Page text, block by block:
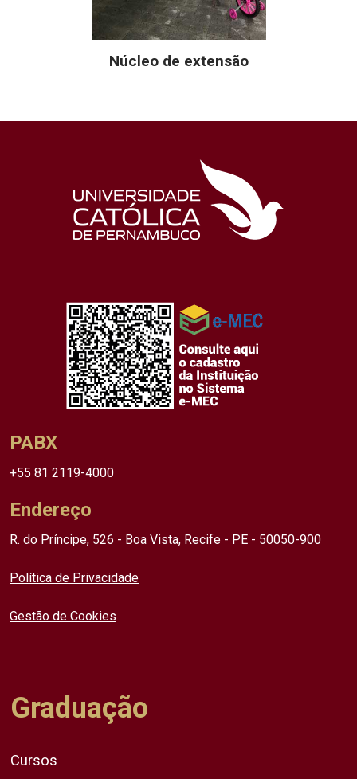
Núcleo de extensão
PABX
+55 81 2119-4000
Endereço
R. do Príncipe, 526 - Boa Vista, Recife - PE - 50050-900
Política de Privacidade
Gestão de Cookies
Graduação
Cursos